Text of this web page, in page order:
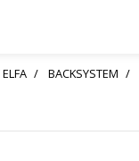
BACKSYSTEM